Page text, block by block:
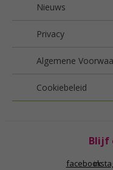
Nieuws
Privacy
Algemene
Cookiebeleid
Blijf
facebook